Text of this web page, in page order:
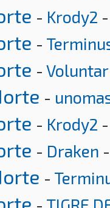
- Krody2
-
-
-
- Krody2
- Draken
-